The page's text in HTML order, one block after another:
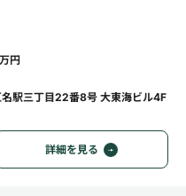
万円
駅三丁目22番8号 大東海ビル4F
詳細を見る